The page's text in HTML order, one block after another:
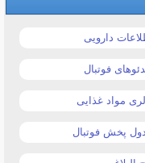
دارویی
فوتبال
مواد غذایی
پخش فوتبال